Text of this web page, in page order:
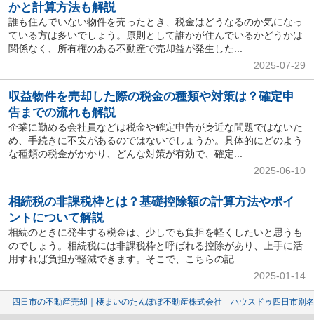
かと計算方法も解説
誰も住んでいない物件を売ったとき、税金はどうなるのか気になっ
ている方は多いでしょう。原則として誰かが住んでいるかどうかは
関係なく、所有権のある不動産で売却益が発生した...
2025-07-29
収益物件を売却した際の税金の種類や対策は？確定申
告までの流れも解説
企業に勤める会社員などは税金や確定申告が身近な問題ではないた
め、手続きに不安があるのではないでしょうか。具体的にどのよう
な種類の税金がかかり、どんな対策が有効で、確定...
2025-06-10
相続税の非課税枠とは？基礎控除額の計算方法やポイ
ントについて解説
相続のときに発生する税金は、少しでも負担を軽くしたいと思うも
のでしょう。相続税には非課税枠と呼ばれる控除があり、上手に活
用すれば負担が軽減できます。そこで、こちらの記...
2025-01-14
四日市の不動産売却｜棲まいのたんぽぽ不動産株式会社 ハウスドゥ四日市別名